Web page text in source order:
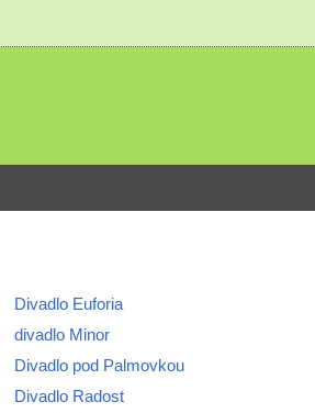
Divadlo Euforia
divadlo Minor
Divadlo pod Palmovkou
Divadlo Radost